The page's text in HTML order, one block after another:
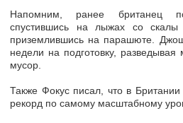
Напомним, ранее британец
спустившись на лыжах со
приземлившись на парашюте.
недели на подготовку,
мусор.
Также Фокус писал, что в
рекорд по самому масштабному